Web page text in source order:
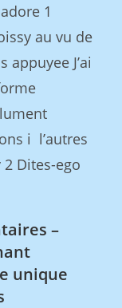
1
au vu de
J’ai
i l’autres
Dites-ego
–
unique